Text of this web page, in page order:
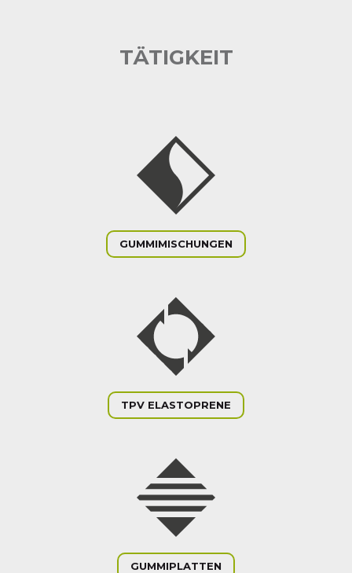
TÄTIGKEIT
GUMMIMISCHUNGEN
TPV ELASTOPRENE
GUMMIPLATTEN